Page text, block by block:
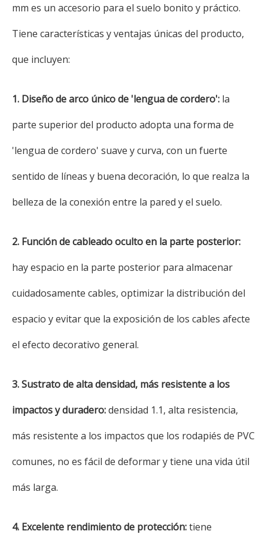
mm es un accesorio para el suelo bonito y práctico.
Tiene características y ventajas únicas del producto,
que incluyen:
1. Diseño de arco único de 'lengua de cordero': la
parte superior del producto adopta una forma de
'lengua de cordero' suave y curva, con un fuerte
sentido de líneas y buena decoración, lo que realza la
belleza de la conexión entre la pared y el suelo.
2. Función de cableado oculto en la parte posterior:
hay espacio en la parte posterior para almacenar
cuidadosamente cables, optimizar la distribución del
espacio y evitar que la exposición de los cables afecte
el efecto decorativo general.
3. Sustrato de alta densidad, más resistente a los
impactos y duradero:densidad 1.1, alta resistencia,
más resistente a los impactos que los rodapiés de PVC
comunes, no es fácil de deformar y tiene una vida útil
más larga.
4. Excelente rendimiento de protección:tiene